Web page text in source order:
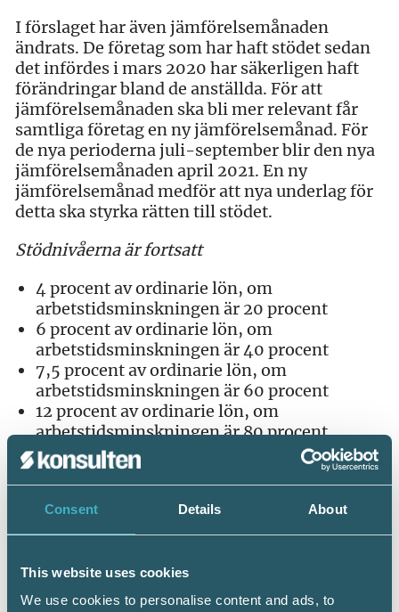
Consent Details About
This website uses cookies
We use cookies to personalise content and ads, to
I förslaget har även jämförelsemånaden
ändrats. De företag som har haft stödet sedan
det infördes i mars 2020 har säkerligen haft
förändringar bland de anställda. För att
jämförelsemånaden ska bli mer relevant får
samtliga företag en ny jämförelsemånad. För
de nya perioderna juli-september blir den nya
jämförelsemånaden april 2021. En ny
jämförelsemånad medför att nya underlag för
detta ska styrka rätten till stödet.
Stödnivåerna är fortsatt
4 procent av ordinarie lön, om
arbetstidsminskningen är 20 procent
6 procent av ordinarie lön, om
arbetstidsminskningen är 40 procent
7,5 procent av ordinarie lön, om
arbetstidsminskningen är 60 procent
12 procent av ordinarie lön, om
arbetstidsminskningen är 80 procent.
Avstämningsförfarandet blir på samma sätt
som för det stöd som är gällande fram till 30
juni. Det innebär att avstämningen görs i
efterhand men med en fördröjning.
senast vid utgången av november 2021.